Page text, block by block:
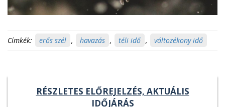
Címkék: erős szél , havazás , téli idő , változékony idő
RÉSZLETES ELŐREJELZÉS, AKTUÁLIS
IDŐJÁRÁS